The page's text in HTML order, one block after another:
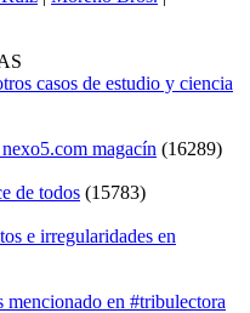
casos de estudio y ciencia
magacín (16289)
de todos (15783)
e irregularidades en
en #tribulectora